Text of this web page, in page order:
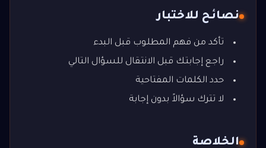
نصائح للاختبار
تأكد من فهم المطلوب قبل البدء
راجع إجابتك قبل الانتقال للسؤال التالي
حدد الكلمات المفتاحية
لا تترك سؤالاً بدون إجابة
الخلاصة